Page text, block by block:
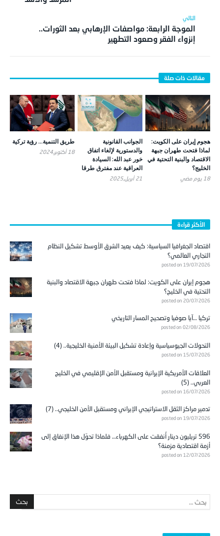
الموجة الرابعة: مواصفات الإرهابي بعد الثورات..
إنزواء الفقر وصعود التطهير
هجوم إيران على الكويت:
لماذا فتحت طهران جبهة
الاقتصاد والبنية التحتية في
الخليج؟
18 يوم ‎مضي
الجوانب القانونية
والدستورية لإلغاء اتفاق
خور عبد الله: السيادة
العراقية عند مفترق طرقا
21 أبريل,2025
طريق التنمية… رؤية تركية
18 أكتوبر,2024
الأكثر قراءة
اقتصاد الجغرافيا السياسية: كيف يعيد الشرق الأوسط تشكيل النظام
التجاري العالمي؟
posted on 19/07/2026
هجوم إيران على الكويت: لماذا فتحت طهران جبهة الاقتصاد والبنية
التحتية في الخليج؟
posted on 20/07/2026
تركيا …آيا صوفيا وتصحيح المسار التاريخي
posted on 02/08/2026
التحولات الجيوسياسية وإعادة تشكيل البيئة الأمنية الخليجية.. (4)
posted on 15/07/2026
العلاقات الأمريكية الإيرانية ومستقبل الأمن الإقليمي في الخليج
العربي.. (5)
posted on 16/07/2026
تدمير مراكز الثقل الاستراتيجي الإيراني ومستقبل الأمن الخليجي.. (7)
posted on 19/07/2026
596 تريليون دينار أُنفقت على الكهرباء… فلماذا تحوّل هذا الإنفاق إلى
أزمة اقتصادية مزمنة؟
posted on 12/07/2026